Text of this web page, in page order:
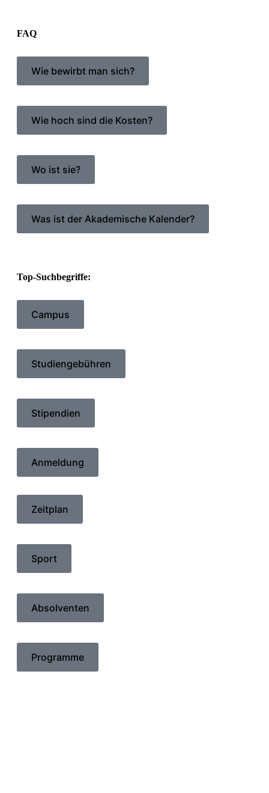
FAQ
Wie bewirbt man sich?
Wie hoch sind die Kosten?
Wo ist sie?
Was ist der Akademische Kalender?
Top-Suchbegriffe:
Campus
Studiengebühren
Stipendien
Anmeldung
Zeitplan
Sport
Absolventen
Programme